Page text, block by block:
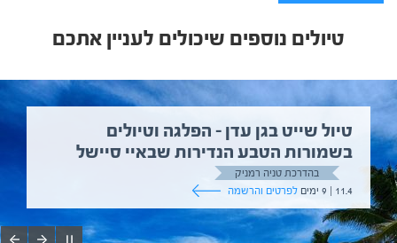
טיולים נוספים שיכולים לעניין אתכם
טיול שייט בגן עדן – הפלגה וטיולים
בשמורות הטבע הנדירות שבאיי סיישל
בהדרכת טניה רמניק
11.4 | 9 ימים
לפרטים והרשמה